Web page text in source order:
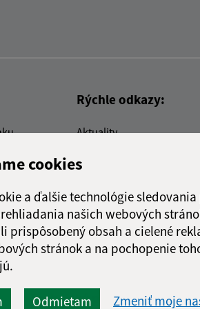
cookies
a ďalšie technológie
našich webových
prispôsobený obsah a cielené
stránok a na pochopenie
Odmietam Zmeniť moje
Rýchle odkazy:
Aktuality
E-služby
Triedenie odpadu
Technický prevádzkovateľ: